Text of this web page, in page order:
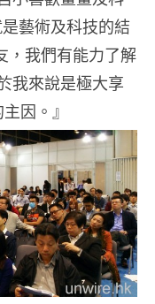
藝術及科技的結
，我們有能力了解
我來說是極大享
因。』